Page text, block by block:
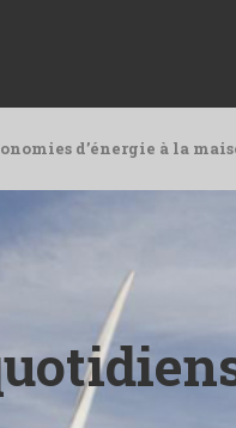
d’énergie à la